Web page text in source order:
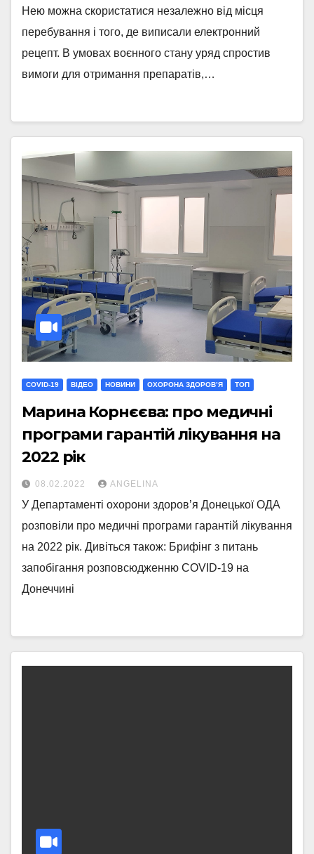
Нею можна скористатися незалежно від місця
перебування і того, де виписали електронний
рецепт. В умовах воєнного стану уряд спростив
вимоги для отримання препаратів,…
COVID-19 ВІДЕО НОВИНИ ОХОРОНА ЗДОРОВ’Я ТОП
Марина Корнєєва: про медичні
програми гарантій лікування на
2022 рік
08.02.2022 ANGELINA
У Департаменті охорони здоров’я Донецької ОДА
розповіли про медичні програми гарантій лікування
на 2022 рік. Дивіться також: Брифінг з питань
запобігання розповсюдженню COVID-19 на
Донеччині